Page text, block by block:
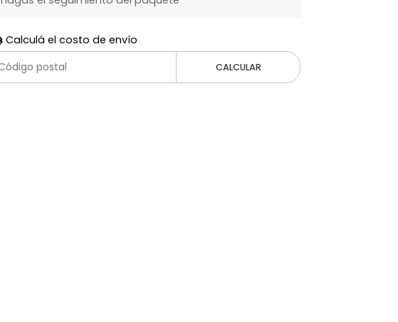
Calculá el costo de envío
CALCULAR